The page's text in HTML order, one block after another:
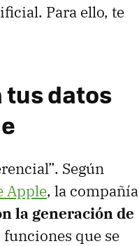
Para ello, te
tus datos
Según
Apple, la compañía
la generación de
que se